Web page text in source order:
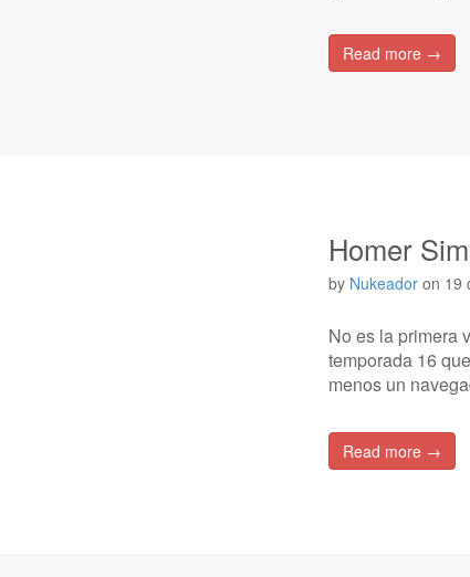
Read more →
Homer
by Nukeador on 19
No es la primera
temporada 16
menos un
Read more →